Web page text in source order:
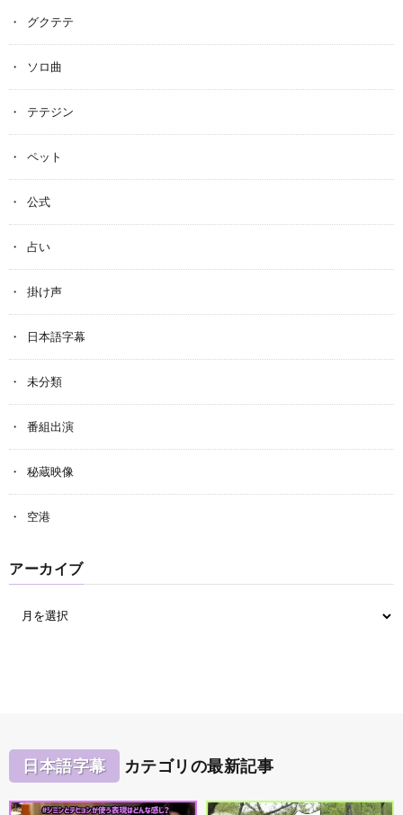
グクテテ
ソロ曲
テテジン
ペット
公式
占い
掛け声
日本語字幕
未分類
番組出演
秘蔵映像
空港
アーカイブ
日本語字幕 カテゴリの最新記事